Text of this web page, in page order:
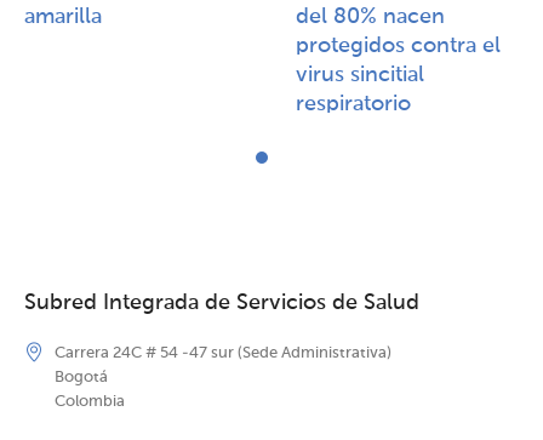
amarilla​​
del 80% nacen
protegidos contra el
virus sincitial
respiratorio​​
Subred Integrada de Servicios de Salud
Carrera 24C # 54 -47 sur (Sede Administrativa)
Bogotá
Colombia